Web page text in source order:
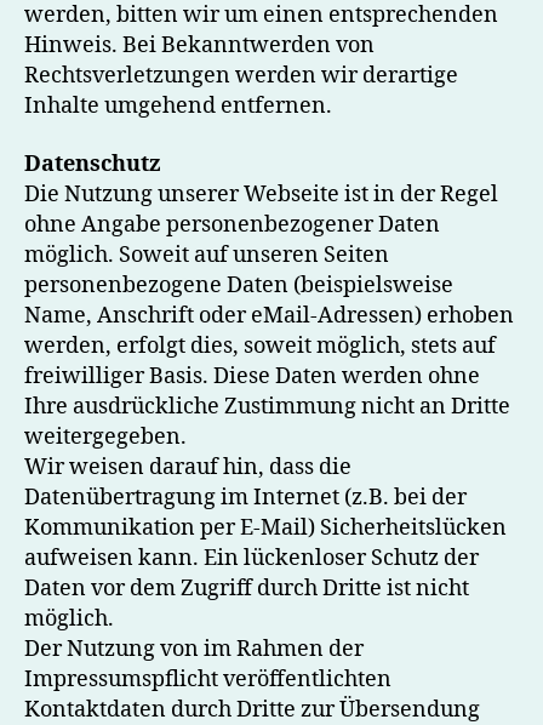
werden, bitten wir um einen entsprechenden
Hinweis. Bei Bekanntwerden von
Rechtsverletzungen werden wir derartige
Inhalte umgehend entfernen.
Datenschutz
Die Nutzung unserer Webseite ist in der Regel
ohne Angabe personenbezogener Daten
möglich. Soweit auf unseren Seiten
personenbezogene Daten (beispielsweise
Name, Anschrift oder eMail-Adressen) erhoben
werden, erfolgt dies, soweit möglich, stets auf
freiwilliger Basis. Diese Daten werden ohne
Ihre ausdrückliche Zustimmung nicht an Dritte
weitergegeben.
Wir weisen darauf hin, dass die
Datenübertragung im Internet (z.B. bei der
Kommunikation per E-Mail) Sicherheitslücken
aufweisen kann. Ein lückenloser Schutz der
Daten vor dem Zugriff durch Dritte ist nicht
möglich.
Der Nutzung von im Rahmen der
Impressumspflicht veröffentlichten
Kontaktdaten durch Dritte zur Übersendung